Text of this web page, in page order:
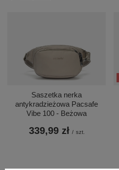
Saszetka nerka
antykradzieżowa Pacsafe
Vibe 100 - Beżowa
339,99 zł / szt.